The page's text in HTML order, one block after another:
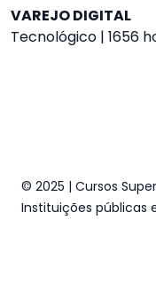
VAREJO DIGITAL
Tecnológico | 1656
© 2025 | Cursos
Instituições públicas